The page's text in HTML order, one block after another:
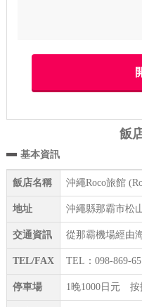
飯
基本資訊
飯店名稱 沖繩Roco旅館
地址 沖繩縣那霸市松
交通資訊 從那霸機場經由
TEL/FAX TEL：098-869-
停車場 1晚1000日元 按